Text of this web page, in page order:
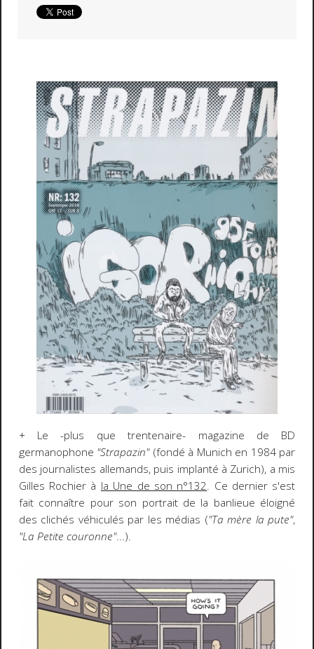
+ Le -plus que trentenaire- magazine de BD
germanophone "Strapazin"(fondé à Munich en 1984 par
des journalistes allemands, puis implanté à Zurich), a mis
Gilles Rochier à la Une de son n°132. Ce dernier s'est
fait connaître pour son portrait de la banlieue éloigné
des clichés véhiculés par les médias ("Ta mère la pute",
"La Petite couronne"...).